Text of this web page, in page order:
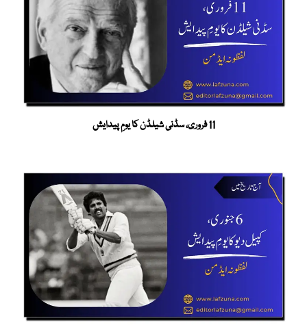
11 فروری، سڈنی شیلڈن کا یومِ پیدایش